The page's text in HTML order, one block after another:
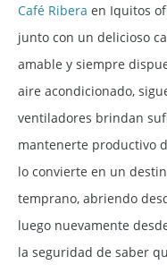
Café Ribera en Iquitos
junto con un delicioso
amable y siempre
aire acondicionado,
ventiladores brindan
mantenerte productivo
lo convierte en un
temprano, abriendo
luego nuevamente
la seguridad de saber